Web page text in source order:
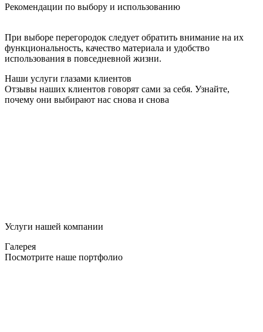
Рекомендации по выбору и использованию
При выборе перегородок следует обратить внимание на их
функциональность, качество материала и удобство
использования в повседневной жизни.
Наши услуги глазами клиентов
Отзывы наших клиентов говорят сами за себя. Узнайте,
почему они выбирают нас снова и снова
Услуги нашей компании
Галерея
Посмотрите наше портфолио